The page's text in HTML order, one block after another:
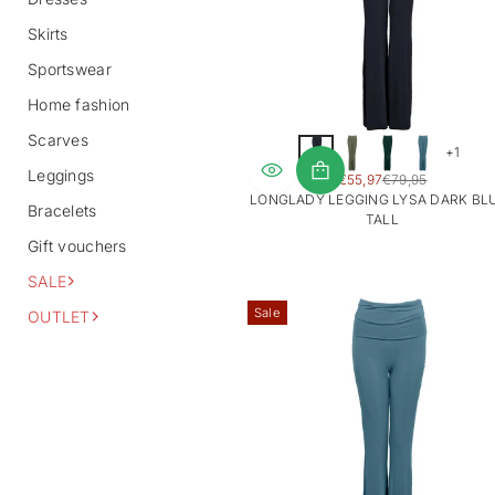
Skirts
Sportswear
Home fashion
Scarves
Leggings
Bracelets
Gift vouchers
SALE
OUTLET
SALE
PRICE
€55,97 REGULAR
PRICE
€79,95
LONGLADY LEGGING LYSA DARK
TALL
+1
Sale